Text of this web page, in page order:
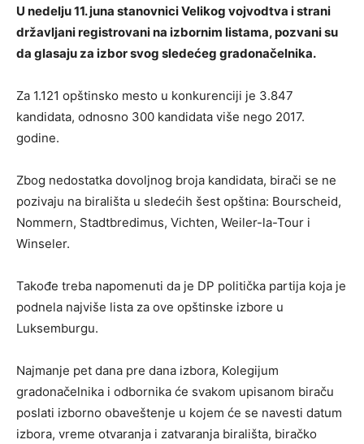
U nedelju 11. juna stanovnici Velikog vojvodtva i strani
državljani registrovani na izbornim listama, pozvani su
da glasaju za izbor svog sledećeg gradonačelnika.
Za 1.121 opštinsko mesto u konkurenciji je 3.847
kandidata, odnosno 300 kandidata više nego 2017.
godine.
Zbog nedostatka dovoljnog broja kandidata, birači se ne
pozivaju na birališta u sledećih šest opština: Bourscheid,
Nommern, Stadtbredimus, Vichten, Weiler-la-Tour i
Winseler.
Takođe treba napomenuti da je DP politička partija koja je
podnela najviše lista za ove opštinske izbore u
Luksemburgu.
Najmanje pet dana pre dana izbora, Kolegijum
gradonačelnika i odbornika će svakom upisanom biraču
poslati izborno obaveštenje u kojem će se navesti datum
izbora, vreme otvaranja i zatvaranja birališta, biračko